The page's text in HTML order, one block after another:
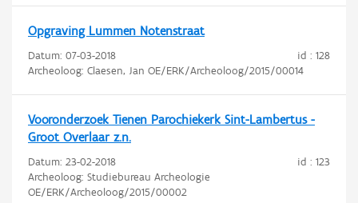
Opgraving Lummen Notenstraat
id : 128
Datum: 07-03-2018
Archeoloog: Claesen, Jan OE/ERK/Archeoloog/2015/00014
Vooronderzoek Tienen Parochiekerk Sint-Lambertus -
Groot Overlaar z.n.
id : 123
Datum: 23-02-2018
Archeoloog: Studiebureau Archeologie
OE/ERK/Archeoloog/2015/00002